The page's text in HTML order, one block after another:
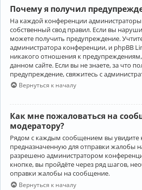
Почему я получил
На каждой конференции администраторы
собственный свод правил. Если вы
можете получить предупреждение.
администратора конференции, и phpBB
никакого отношения к
данном сайте. Если вы не знаете, за что
предупреждение, свяжитесь с
Вернуться к началу
Как мне пожаловаться на
модератору?
Рядом с каждым сообщением вы увидите
предназначенную для отправки жалобы
разрешено администратором
кнопке, вы пройдёте через ряд шагов,
оправки жалобы на сообщение.
Вернуться к началу